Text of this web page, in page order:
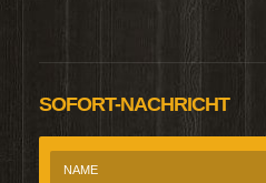
SOFORT-NACHRICHT